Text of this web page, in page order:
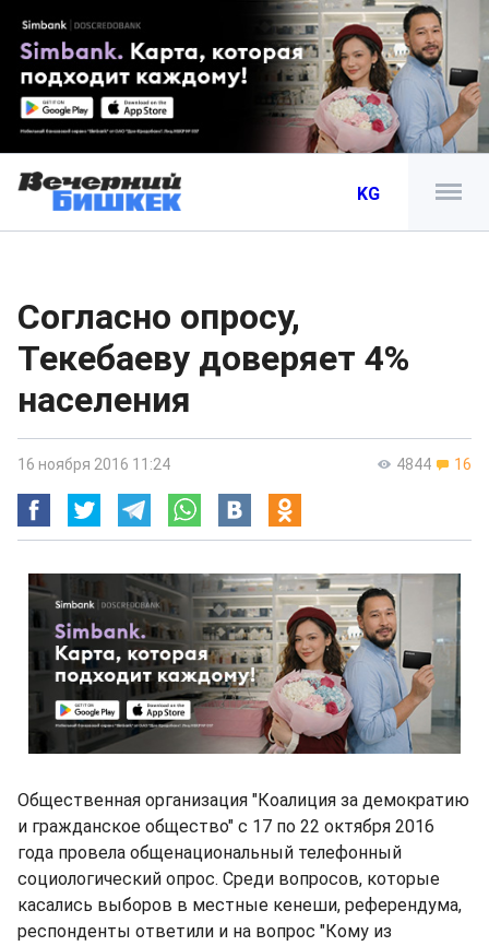
KG
Согласно опросу,
Текебаеву доверяет 4%
населения
4844 16
16 ноября 2016 11:24
Общественная организация "Коалиция за демократию
и гражданское общество" с 17 по 22 октября 2016
года провела общенациональный телефонный
социологический опрос. Среди вопросов, которые
касались выборов в местные кенеши, референдума,
респонденты ответили и на вопрос "Кому из